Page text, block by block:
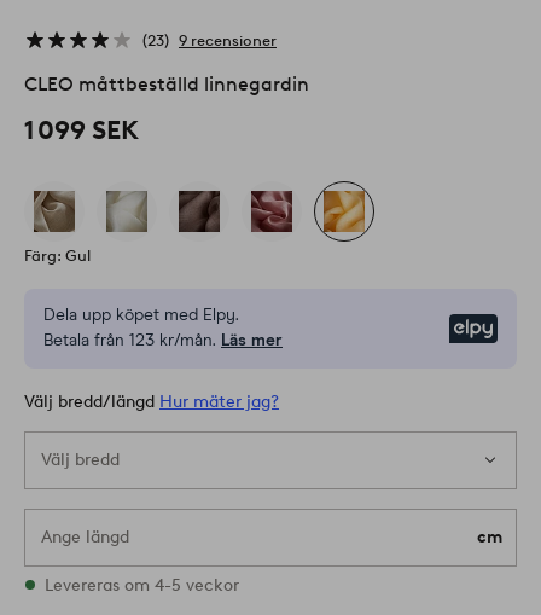
23 9 recensioner
CLEO måttbeställd linnegardin
1 099 SEK
Färg: Gul
Dela upp köpet med Elpy.
Betala från 123 kr/mån. Läs mer
Välj bredd/längd Hur mäter jag?
Välj bredd
Ange längd cm
Alla storlekar finns i lager
Levereras om 4-5 veckor